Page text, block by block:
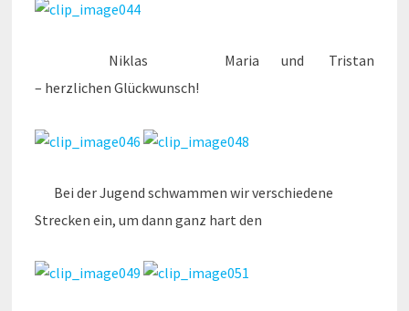
Niklas Maria und Tristan
– herzlichen Glückwunsch!
Bei der Jugend schwammen wir verschiedene
Strecken ein, um dann ganz hart den